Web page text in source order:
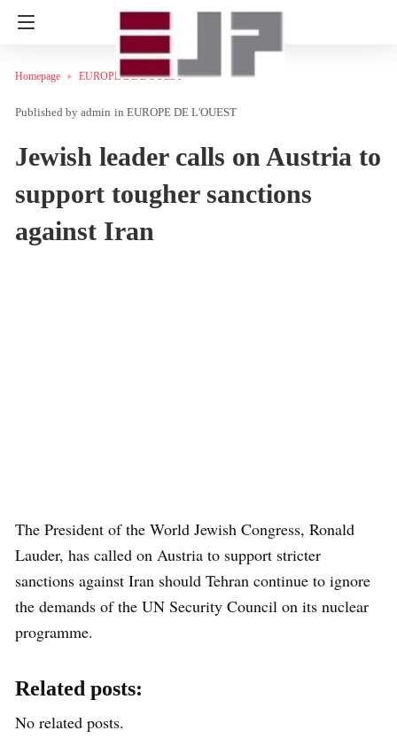
Homepage EUROPE DE L'OUEST
admin in EUROPE DE L'OUEST
Jewish leader calls on Austria to
support tougher sanctions
against Iran
The President of the World Jewish Congress, Ronald
Lauder, has called on Austria to support stricter
sanctions against Iran should Tehran continue to ignore
the demands of the UN Security Council on its nuclear
programme.
Related posts:
No related posts.